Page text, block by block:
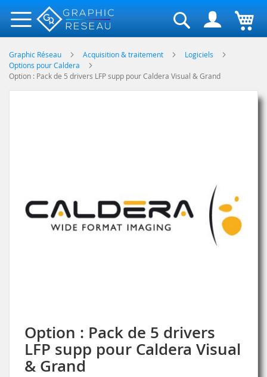
Rechercher
Graphic Réseau Acquisition & traitement
Logiciels
Options pour Caldera
Option : Pack de 5 drivers LFP supp pour Caldera Visual & Grand
Option : Pack de 5 drivers
LFP supp pour Caldera Visual
& Grand
Skip
to
the
beginning